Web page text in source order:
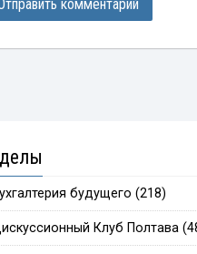
будущего (218)
Клуб Полтава